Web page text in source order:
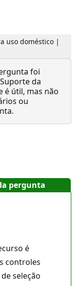
uso doméstico |
foi
da
é útil, mas não
ou
pergunta
é
controles
seleção